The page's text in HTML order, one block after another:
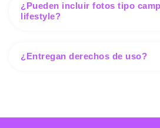
¿Pueden incluir fotos tipo
lifestyle?
¿Entregan derechos de uso?